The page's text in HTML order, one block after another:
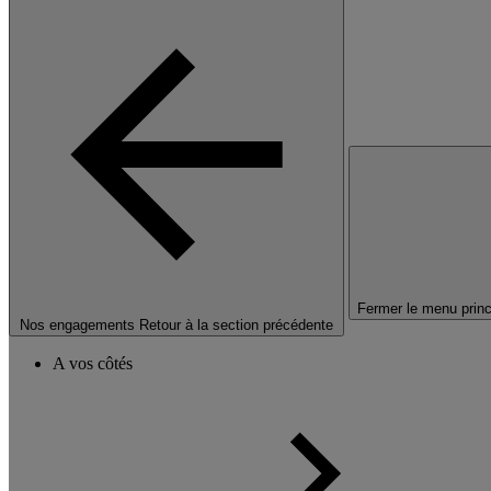
Nos engagements Retour à la section précédente
Fermer le menu
A vos côtés